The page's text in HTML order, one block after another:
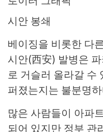
시안 봉쇄
베이징을 비롯한 다
시안(西安) 발병은
로 거슬러 올라갈 수
퍼졌는지는 불분명
많은 사람들이 아파
되어 있지만 정부 관